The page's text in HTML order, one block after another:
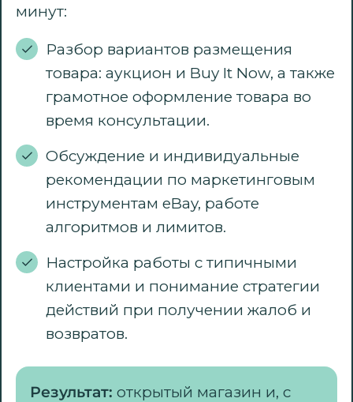
минут:
Разбор вариантов размещения
товара: аукцион и Buy It Now, а также
грамотное оформление товара во
время консультации.
Обсуждение и индивидуальные
рекомендации по маркетинговым
инструментам eBay, работе
алгоритмов и лимитов.
Настройка работы с типичными
клиентами и понимание стратегии
действий при получении жалоб и
возвратов.
Результат: открытый магазин и, с